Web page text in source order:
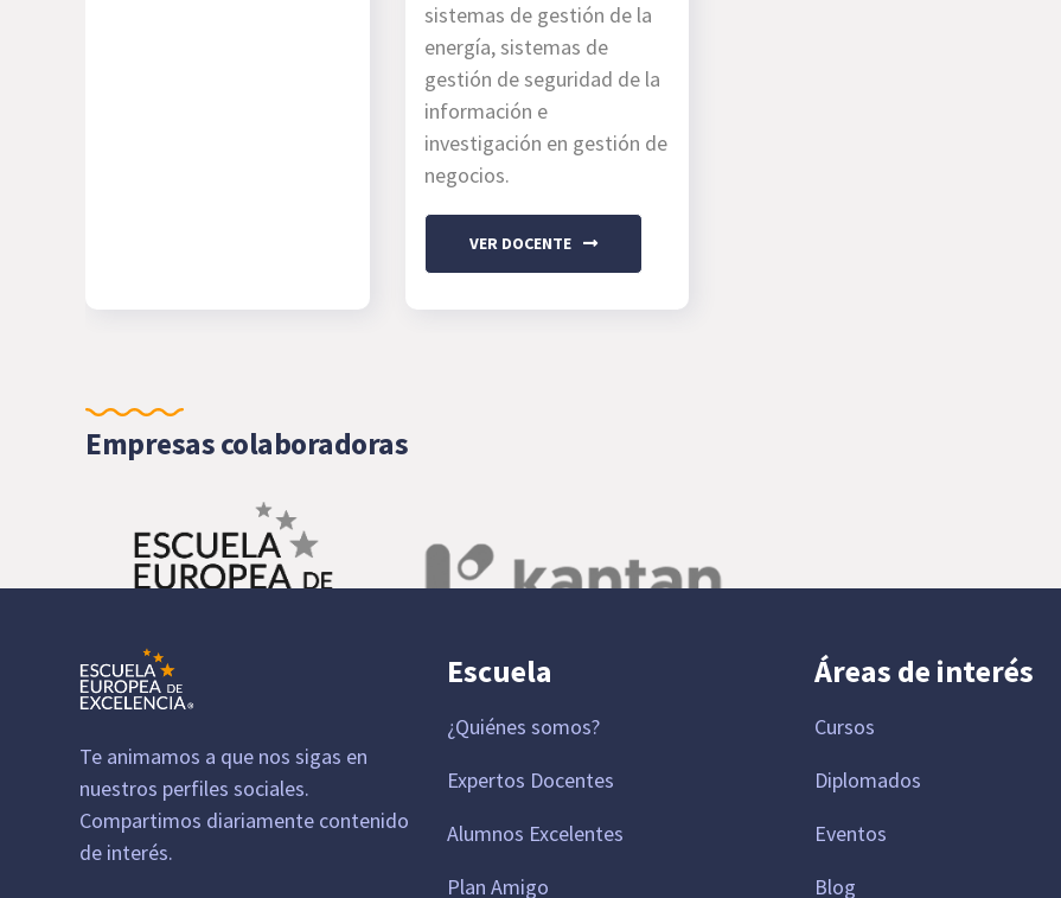
sistemas de gestión de la
energía, sistemas de
gestión de seguridad de la
información e
investigación en gestión de
negocios.
VER DOCENTE
Empresas colaboradoras
Te animamos a que nos sigas en
nuestros perfiles sociales.
Compartimos diariamente contenido
de interés.
Escuela
¿Quiénes somos?
Expertos Docentes
Alumnos Excelentes
Plan Amigo
Áreas de interés
Cursos
Diplomados
Eventos
Blog